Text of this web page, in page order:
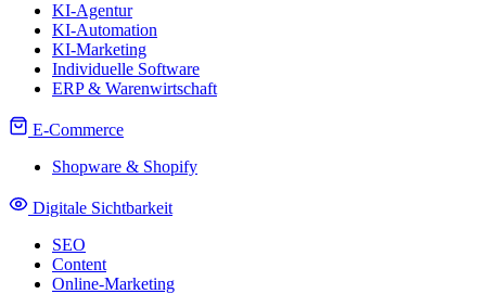
KI-Agentur
KI-Automation
KI-Marketing
Individuelle Software
ERP & Warenwirtschaft
E-Commerce
Shopware & Shopify
Digitale Sichtbarkeit
SEO
Content
Online-Marketing